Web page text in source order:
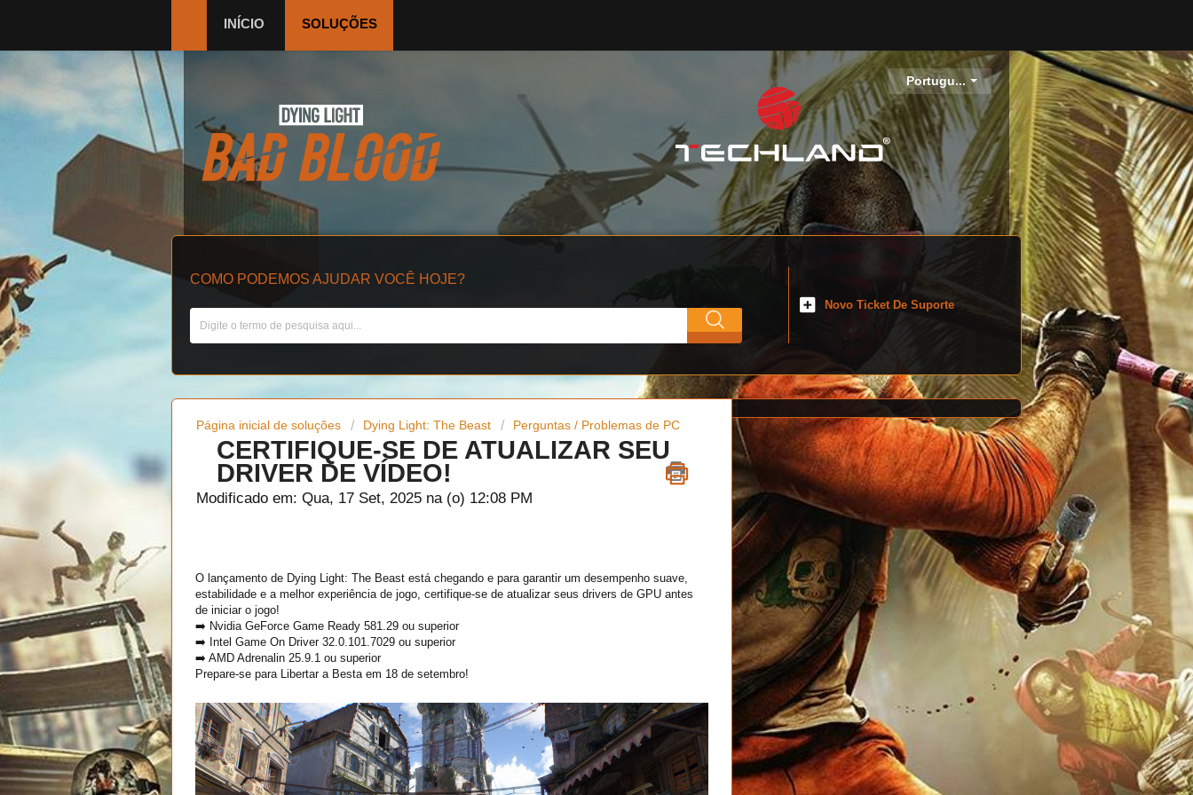
INÍCIO SOLUÇÕES
Portugu...
COMO PODEMOS AJUDAR VOCÊ HOJE?
Novo Ticket De Suporte
Página inicial de soluções Dying Light: The Beast Perguntas / Problemas de PC
CERTIFIQUE-SE DE ATUALIZAR SEU
DRIVER DE VÍDEO!
Modificado em: Qua, 17 Set, 2025 na (o) 12:08 PM
O lançamento de Dying Light: The Beast está chegando e para garantir um desempenho suave,
estabilidade e a melhor experiência de jogo, certifique-se de atualizar seus drivers de GPU antes
de iniciar o jogo!
➡️ Nvidia GeForce Game Ready 581.29 ou superior
➡️ Intel Game On Driver 32.0.101.7029 ou superior
➡️ AMD Adrenalin 25.9.1 ou superior
Prepare-se para Libertar a Besta em 18 de setembro!